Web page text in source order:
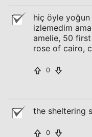
hiç öyle
izlemedim
amelie, 50
rose of cairo,
0
the sheltering
0